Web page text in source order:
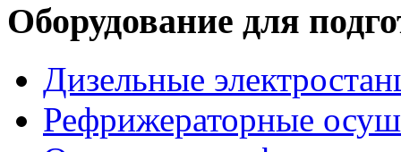
Оборудование для
Дизельные
Рефрижераторные